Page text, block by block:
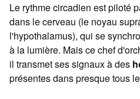
Le rythme circadien est piloté
dans le cerveau (le noyau
l'hypothalamus), qui se
à la lumière. Mais ce chef
il transmet ses signaux à des
présentes dans presque tous